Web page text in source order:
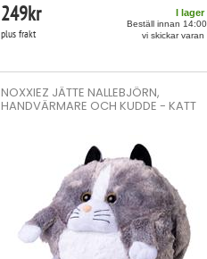
249kr
plus frakt
I lager
Beställ innan
vi skickar varan
NOXXIEZ JÄTTE NALLEBJÖRN,
HANDVÄRMARE OCH KUDDE - KATT